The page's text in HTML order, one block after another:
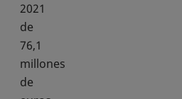
2021
de
76,1
millones
de